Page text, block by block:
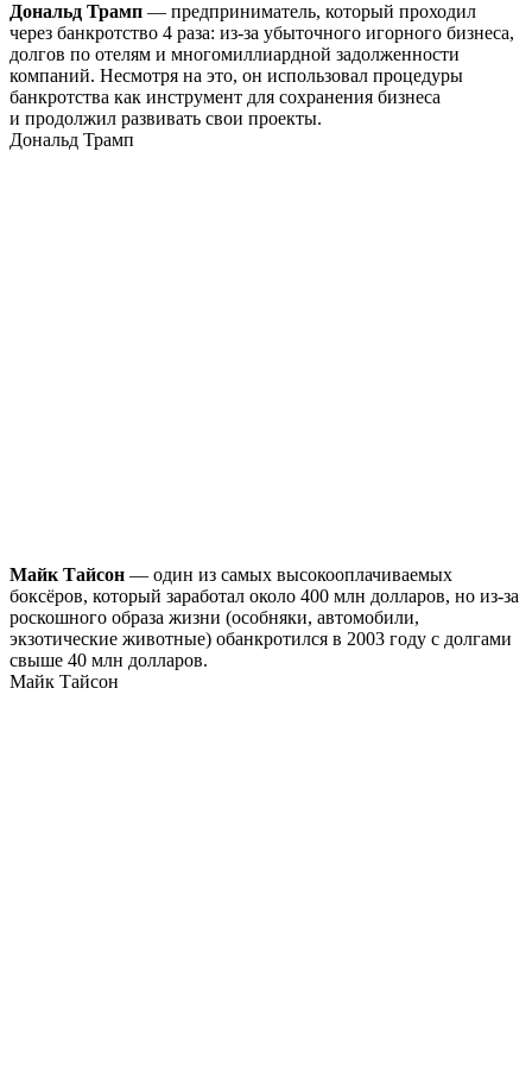
Дональд Трамп — предприниматель, который проходил
через банкротство 4 раза: из-за убыточного игорного бизнеса,
долгов по отелям и многомиллиардной задолженности
компаний. Несмотря на это, он использовал процедуры
банкротства как инструмент для сохранения бизнеса
и продолжил развивать свои проекты.
Дональд Трамп
Майк Тайсон — один из самых высокооплачиваемых
боксёров, который заработал около 400 млн долларов, но из-за
роскошного образа жизни (особняки, автомобили,
экзотические животные) обанкротился в 2003 году с долгами
свыше 40 млн долларов.
Майк Тайсон